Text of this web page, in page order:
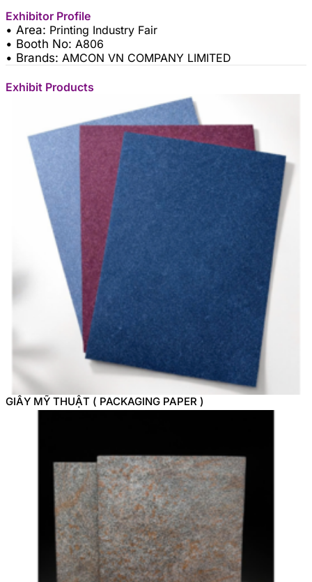
Exhibitor Profile
• Area: Printing Industry Fair
• Booth No: A806
• Brands: AMCON VN COMPANY LIMITED
Exhibit Products
GIẤY MỸ THUẬT ( PACKAGING PAPER )